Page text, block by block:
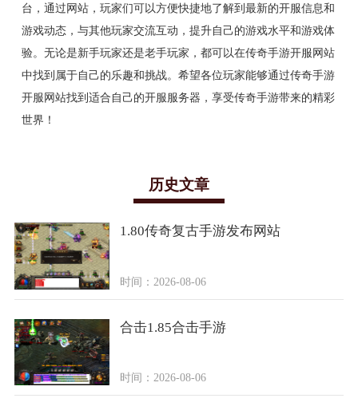
台，通过网站，玩家们可以方便快捷地了解到最新的开服信息和
游戏动态，与其他玩家交流互动，提升自己的游戏水平和游戏体
验。无论是新手玩家还是老手玩家，都可以在传奇手游开服网站
中找到属于自己的乐趣和挑战。希望各位玩家能够通过传奇手游
开服网站找到适合自己的开服服务器，享受传奇手游带来的精彩
世界！
历史文章
1.80传奇复古手游发布网站
时间：2026-08-06
合击1.85合击手游
时间：2026-08-06